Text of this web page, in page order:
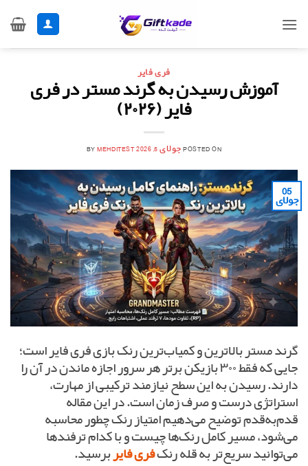
فری فایر
آموزش رسیدن به گرند مستر در فری
فایر (۲۰۲۶)
POSTED ONجولای 5, 2026 BYMEHDITEST
05
جولای
گرند مستر بالاترین و کمیاب‌ترین رنک بازی فری فایر است؛
جایی که فقط ۳۰۰ بازیکن برتر هر سرور اجازه ماندن در آن را
دارند. رسیدن به این سطح نیازمند ترکیبی از مهارت،
استراتژی درست و صرف زمان است. در این مقاله
قدم‌به‌قدم توضیح می‌دهیم امتیاز رنک چطور محاسبه
می‌شود، مسیر کامل رنک‌ها چیست و با کدام ترفندها
می‌توانید سریع‌تر به قله رنکفری فایربرسید.